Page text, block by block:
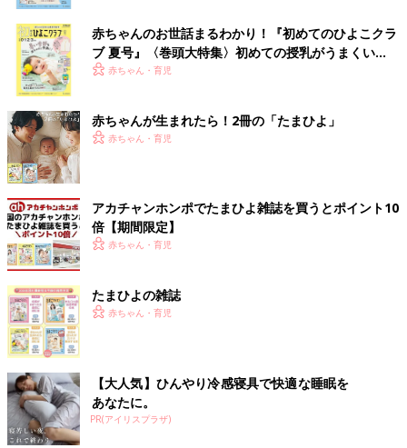
赤ちゃんのお世話まるわかり！『初めてのひよこクラ
ブ 夏号』〈巻頭大特集〉初めての授乳がうまくい
く！ おっぱい・ミルクの基本と夏のトラブル 解決テ
赤ちゃん・育児
赤ちゃんが生まれたら！2冊の「たまひよ」
赤ちゃん・育児
アカチャンホンポでたまひよ雑誌を買うとポイント10
倍【期間限定】
赤ちゃん・育児
たまひよの雑誌
赤ちゃん・育児
【大人気】ひんやり冷感寝具で快適な睡眠を
あなたに。
PR(アイリスプラザ)